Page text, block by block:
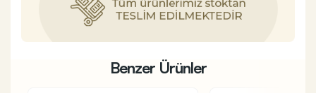
Benzer Ürünler